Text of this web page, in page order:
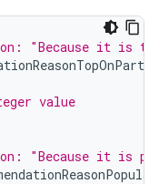
"Because it is
value
"Because it is